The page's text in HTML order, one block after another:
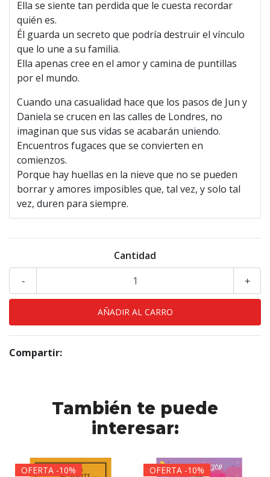
Ella se siente tan perdida que le cuesta recordar
quién es.
Él guarda un secreto que podría destruir el vínculo
que lo une a su familia.
Ella apenas cree en el amor y camina de puntillas
por el mundo.
Cuando una casualidad hace que los pasos de Jun y
Daniela se crucen en las calles de Londres, no
imaginan que sus vidas se acabarán uniendo.
Encuentros fugaces que se convierten en
comienzos.
Porque hay huellas en la nieve que no se pueden
borrar y amores imposibles que, tal vez, y solo tal
vez, duren para siempre.
Cantidad
+
-
Compartir:
También te puede
interesar:
OFERTA -10% OFERTA -10%